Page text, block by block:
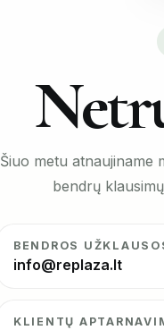
Šiuo metu atnaujiname
bendrų
BENDROS
info@replaza.lt
KLIENTŲ